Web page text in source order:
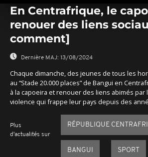
seconds
seconds
En Centrafrique, le
renouer des liens
comment]
Dernière MAJ: 13/08/2024
Chaque dimanche, des jeunes de tous les
au “Stade 20.000 places” de Bangui en
à la capoeira et renouer des liens abimés par
violence qui frappe leur pays depuis des
Plus
d'actualités sur
RÉPUBLIQUE
BANGUI SPORT